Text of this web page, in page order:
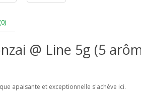
@ Line 5g (5
apaisante et exceptionnelle s'achève ici.